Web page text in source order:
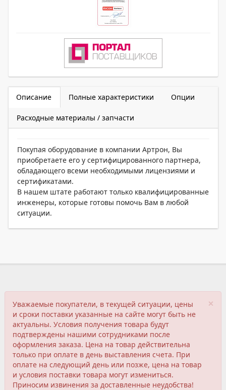
Описание Полные характеристики Опции
Расходные материалы / запчасти
Покупая оборудование в компании Артрон, Вы
приобретаете его у сертифицированного партнера,
обладающего всеми необходимыми лицензиями и
сертификатами.
В нашем штате работают только квалифицированные
инженеры, которые готовы помочь Вам в любой
ситуации.
×
Уважаемые покупатели, в текущей ситуации, цены
и сроки поставки указанные на сайте могут быть не
актуальны. Условия получения товара будут
подтверждены нашими сотрудниками после
оформления заказа. Цена на товар действительна
только при оплате в день выставления счета. При
оплате на следующий день или позже, цена на товар
и условия поставки товара могут измениться.
Приносим извинения за доставленные неудобства!